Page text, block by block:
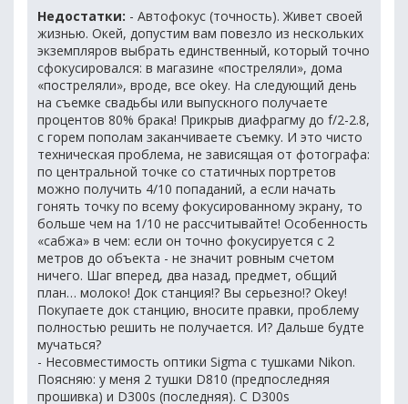
Недостатки: - Автофокус (точность). Живет своей
жизнью. Окей, допустим вам повезло из нескольких
экземпляров выбрать единственный, который точно
сфокусировался: в магазине «постреляли», дома
«постреляли», вроде, все okey. На следующий день
на съемке свадьбы или выпускного получаете
процентов 80% брака! Прикрыв диафрагму до f/2-2.8,
с горем пополам заканчиваете съемку. И это чисто
техническая проблема, не зависящая от фотографа:
по центральной точке со статичных портретов
можно получить 4/10 попаданий, а если начать
гонять точку по всему фокусированному экрану, то
больше чем на 1/10 не рассчитывайте! Особенность
«сабжа» в чем: если он точно фокусируется с 2
метров до объекта - не значит ровным счетом
ничего. Шаг вперед, два назад, предмет, общий
план… молоко! Док станция!? Вы серьезно!? Okey!
Покупаете док станцию, вносите правки, проблему
полностью решить не получается. И? Дальше будте
мучаться?
- Несовместимость оптики Sigma с тушками Nikon.
Поясняю: у меня 2 тушки D810 (предпоследняя
прошивка) и D300s (последняя). С D300s